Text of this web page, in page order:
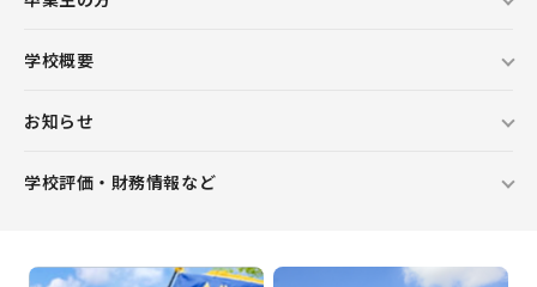
学校概要
お知らせ
学校評価・財務情報など